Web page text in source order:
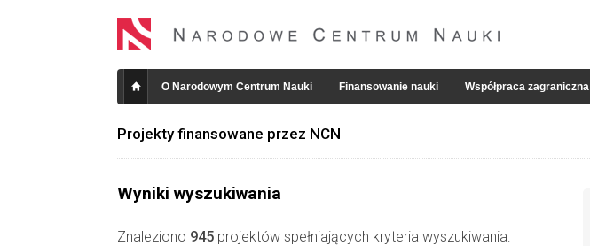
O Narodowym Centrum Nauki Finansowanie nauki Współpraca zagraniczna
Projekty finansowane przez NCN
Wyniki wyszukiwania
Znaleziono 945 projektów spełniających kryteria wyszukiwania: